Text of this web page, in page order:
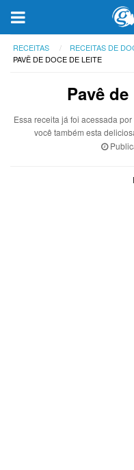
RECEITAS
RECEITAS DE
PAVÊ DE DOCE DE LEITE
Pavê
Essa receita já foi acessada
você também esta